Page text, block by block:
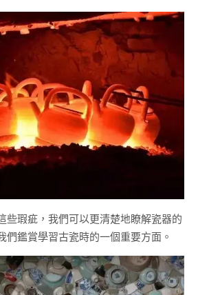
些瑕疵，我們可以更清楚地瞭解瓷器的
們鑑賞學習古瓷時的一個重要方面。